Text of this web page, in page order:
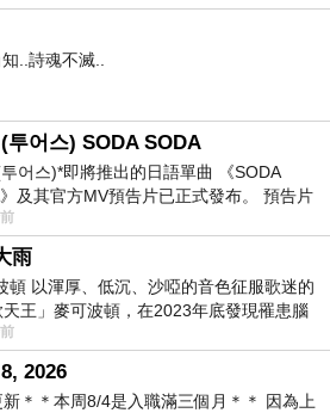
..詩魂不滅..
투어스) SODA SODA
어스)*即將推出的日語單曲 《SODA
及其官方MV預告片已正式發布。 預告片
， 就引發了粉絲們對這次夏季回
雨
頓 以渾厚、低沉、沙啞的音色征服歌迷的
天王」麥可波頓，在2023年底發現罹患腦
早日康復，一切都好」。
2026
＊＊本周8/4是入職滿三個月＊＊ 因為上